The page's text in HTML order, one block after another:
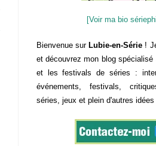
[Voir ma bio
Bienvenue sur Lubie-en-Série !
et découvrez mon blog
et les festivals de séries :
événements, festivals,
séries, jeux et plein d'autres